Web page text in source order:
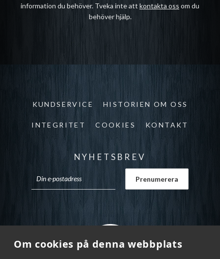
Om cookies på denna webbplats
information du behöver. Tveka inte att kontakta oss om du
behöver hjälp.
KUNDSERVICE HISTORIEN OM OSS
INTEGRITET COOKIES KONTAKT
NYHETSBREV